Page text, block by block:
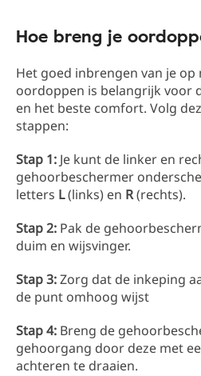
Hoe breng je
Het goed inbrengen van je op
oordoppen is belangrijk voor
en het beste comfort. Volg
stappen:
Stap 1: Je kunt de linker en
gehoorbeschermer
letters L(links) en R(rechts).
Stap 2: Pak de
duim en wijsvinger.
Stap 3:Zorg dat de inkeping
de punt omhoog wijst
Stap 4: Breng de
gehoorgang door deze met
achteren te draaien.